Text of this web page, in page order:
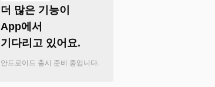
프
로
31
더 많은 기능이
App에서
기다리고 있어요.
안드로이드 출시 준비 중입니다.